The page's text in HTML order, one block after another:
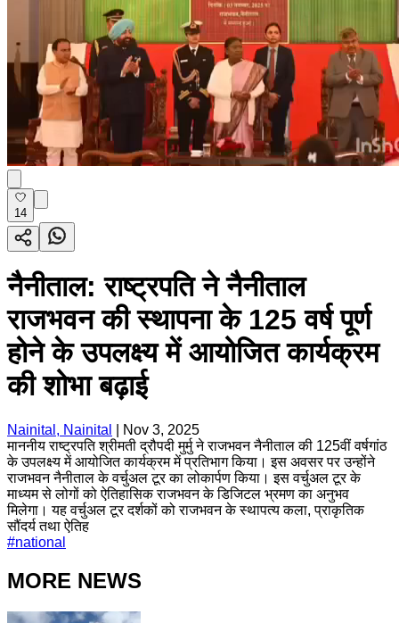
14
नैनीताल: राष्ट्रपति ने नैनीताल
राजभवन की स्थापना के 125 वर्ष पूर्ण
होने के उपलक्ष्य में आयोजित कार्यक्रम
की शोभा बढ़ाई
Nainital, Nainital
Nov 3, 2025
माननीय राष्ट्रपति श्रीमती द्रौपदी मुर्मु ने राजभवन नैनीताल की 125वीं वर्षगांठ
के उपलक्ष्य में आयोजित कार्यक्रम में प्रतिभाग किया। इस अवसर पर उन्होंने
राजभवन नैनीताल के वर्चुअल टूर का लोकार्पण किया। इस वर्चुअल टूर के
माध्यम से लोगों को ऐतिहासिक राजभवन के डिजिटल भ्रमण का अनुभव
मिलेगा। यह वर्चुअल टूर दर्शकों को राजभवन के स्थापत्य कला, प्राकृतिक
सौंदर्य तथा ऐतिह
#national
MORE NEWS